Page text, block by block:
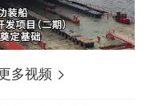
多视频